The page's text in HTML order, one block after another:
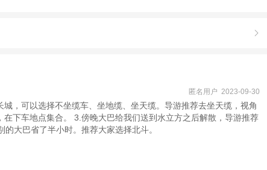

匿名用户 2023-09-30
，可以选择不坐缆车、坐地缆、坐天缆。导游推荐去坐天缆，视角
下车地点集合。 3.傍晚大巴给我们送到水立方之后解散，导游推荐
大巴省了半小时。推荐大家选择北斗。